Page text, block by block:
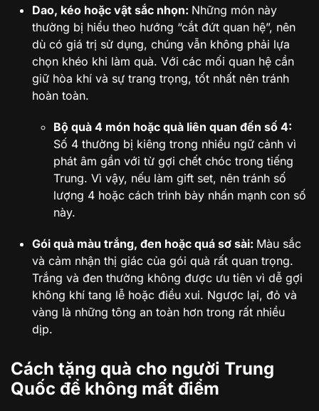
Dao, kéo hoặc vật sắc nhọn: Những món này
thường bị hiểu theo hướng “cắt đứt quan hệ”, nên
dù có giá trị sử dụng, chúng vẫn không phải lựa
chọn khéo khi làm quà. Với các mối quan hệ cần
giữ hòa khí và sự trang trọng, tốt nhất nên tránh
hoàn toàn.
Bộ quà 4 món hoặc quà liên quan đến số 4:
Số 4 thường bị kiêng trong nhiều ngữ cảnh vì
phát âm gần với từ gợi chết chóc trong tiếng
Trung. Vì vậy, nếu làm gift set, nên tránh số
lượng 4 hoặc cách trình bày nhấn mạnh con số
này.
Gói quà màu trắng, đen hoặc quá sơ sài: Màu sắc
và cảm nhận thị giác của gói quà rất quan trọng.
Trắng và đen thường không được ưu tiên vì dễ gợi
không khí tang lễ hoặc điều xui. Ngược lại, đỏ và
vàng là những tông an toàn hơn trong rất nhiều
dịp.
Cách tặng quà cho người Trung
Quốc để không mất điểm